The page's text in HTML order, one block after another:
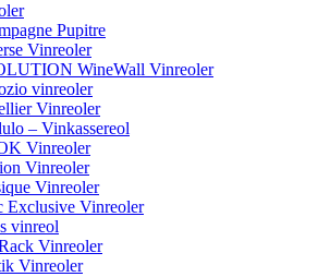
Pupitre
Vinreoler
WineWall Vinreoler
vinreoler
Vinreoler
– Vinkassereol
Vinreoler
Vinreoler
Vinreoler
Exclusive Vinreoler
vinreol
Vinreoler
Vinreoler